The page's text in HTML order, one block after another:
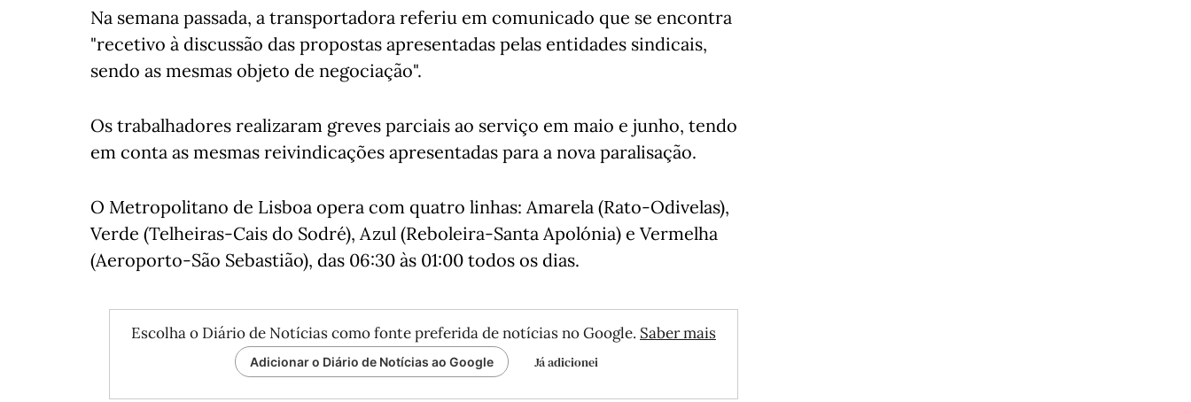
Na semana passada, a transportadora referiu em comunicado que se encontra
"recetivo à discussão das propostas apresentadas pelas entidades sindicais,
sendo as mesmas objeto de negociação".
Os trabalhadores realizaram greves parciais ao serviço em maio e junho, tendo
em conta as mesmas reivindicações apresentadas para a nova paralisação.
O Metropolitano de Lisboa opera com quatro linhas: Amarela (Rato-Odivelas),
Verde (Telheiras-Cais do Sodré), Azul (Reboleira-Santa Apolónia) e Vermelha
(Aeroporto-São Sebastião), das 06:30 às 01:00 todos os dias.
Escolha o Diário de Notícias como fonte preferida de notícias no Google. Saber mais
Adicionar o Diário de Notícias ao Google Já adicionei